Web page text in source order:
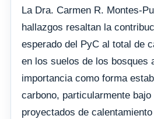
La Dra. Carmen R. Montes-
hallazgos resaltan la
esperado del PyC al total de
en los suelos de los bosques
importancia como forma
carbono, particularmente
proyectados de